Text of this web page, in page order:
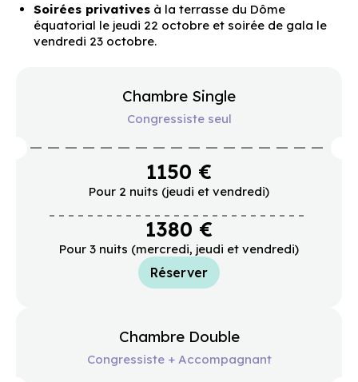
Soirées privatives à la terrasse du Dôme
équatorial le jeudi 22 octobre et soirée de gala le
vendredi 23 octobre.
Chambre Single
Congressiste seul
1150 €
Pour 2 nuits (jeudi et vendredi)
1380 €
Pour 3 nuits (mercredi, jeudi et vendredi)
Réserver
Chambre Double
Congressiste + Accompagnant